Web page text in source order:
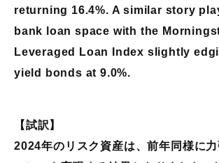
returning 16.4%. A similar story
bank loan space with the
Leveraged Loan Index slightly
yield bonds at 9.0%.
【試訳】
2024年のリスク資産は、前年同様に